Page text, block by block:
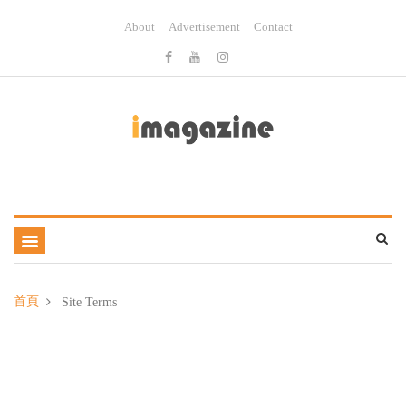
About Advertisement Contact
首頁 Site Terms